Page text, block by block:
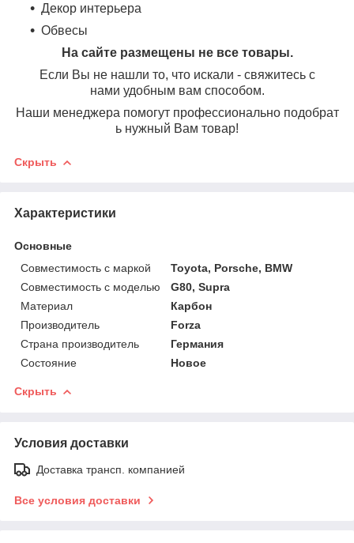
Декор интерьера
Обвесы
На сайте размещены не все товары.
Если Вы не нашли то, что искали - свяжитесь с
нами удобным вам способом.
Наши менеджера помогут профессионально подобрат
ь нужный Вам товар!
Скрыть
Характеристики
Основные
Совместимость с маркой
Toyota, Porsche, BMW
Совместимость с моделью
G80, Supra
Материал
Карбон
Производитель
Forza
Страна производитель
Германия
Состояние
Новое
Скрыть
Условия доставки
Доставка трансп. компанией
Все условия доставки